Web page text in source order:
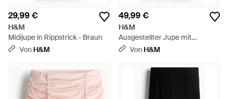
29,99 €
H&M
Midijupe in Rippstrick - Braun
Von H&M
49,99 €
H&M
Ausgestellter Jupe mit
Zierknöpfen - Lila
Von H&M